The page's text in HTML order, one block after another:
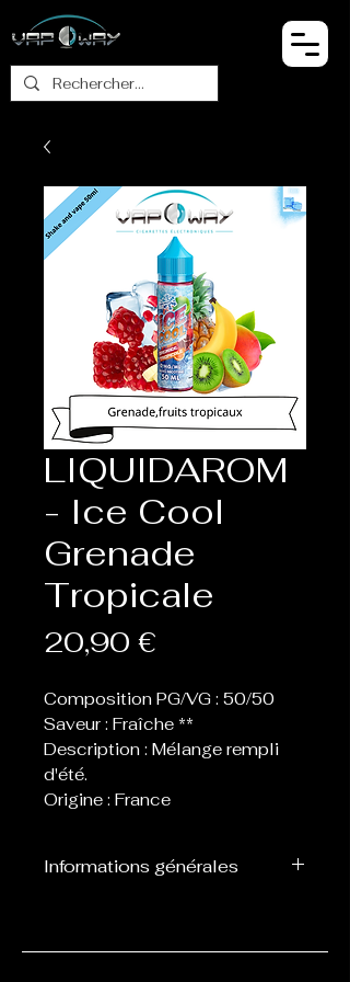
LIQUIDAROM
- Ice Cool
Grenade
Tropicale
20,90 €
Composition PG/VG : 50/50
Saveur : Fraîche **
Description : Mélange rempli
d'été.
Origine : France
Informations générales